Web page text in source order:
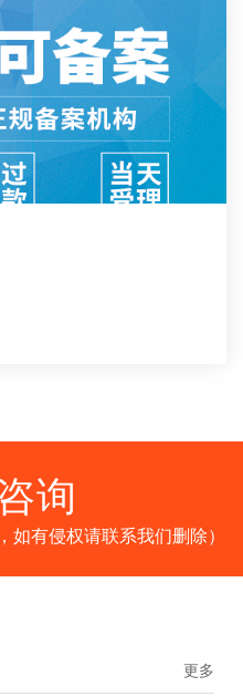
询
如有侵权请联系我们删除）
更多